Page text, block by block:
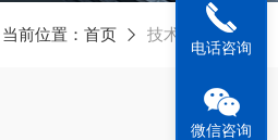
当前位置： 首页 技术文章
电话咨询
微信咨询